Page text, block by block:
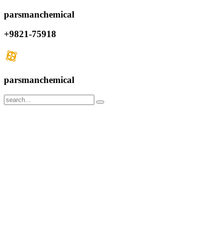
parsmanchemical
+9821-75918
parsmanchemical